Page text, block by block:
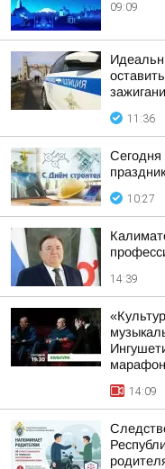
09:09
11:36
10:27
14:39
14:09